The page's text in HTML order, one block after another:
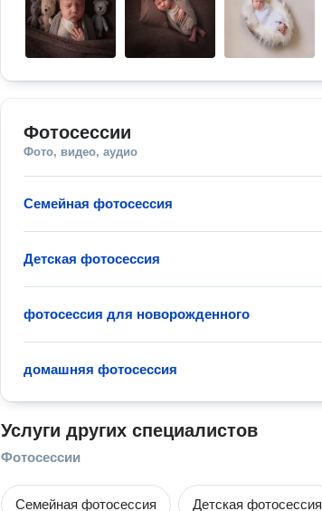
Фотосессии
Фото, видео, аудио
Семейная фотосессия
Детская фотосессия
фотосессия для новорожденного
домашняя фотосессия
Услуги других специалистов
Фотосессии
Семейная фотосессия Детская фотосессия